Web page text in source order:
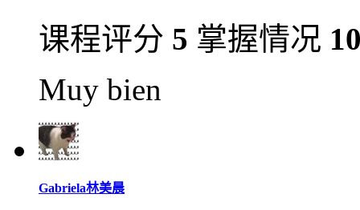
课程评分 5 掌握情况
Muy bien
Gabriela林美晨